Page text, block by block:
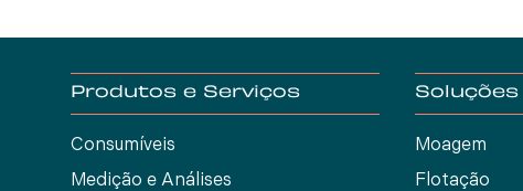
Produtos e Serviços
Consumíveis
Medição e Análises
Soluções
Moagem
Flotação